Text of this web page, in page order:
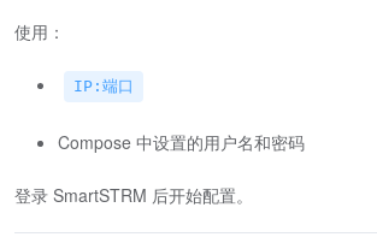
使用：
IP:端口
Compose 中设置的用户名和密码
登录 SmartSTRM 后开始配置。